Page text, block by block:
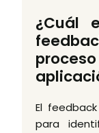
¿Cuál
El
para